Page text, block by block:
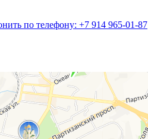
по телефону: +7 914 965-01-87